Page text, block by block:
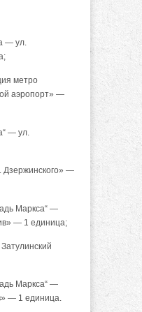
— ул.
метро
аэропорт» —
— ул.
—
Маркса“ —
— 1 единица;
Маркса“ —
— 1 единица.